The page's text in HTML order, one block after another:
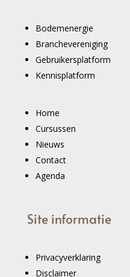
Bodemenergie
Branchevereniging
Gebruikersplatform
Kennisplatform
Home
Cursussen
Nieuws
Contact
Agenda
Site informatie
Privacyverklaring
Disclaimer